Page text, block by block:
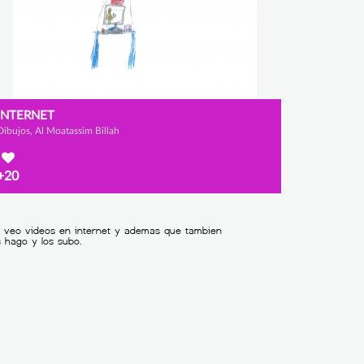
Al Moatassim Billah